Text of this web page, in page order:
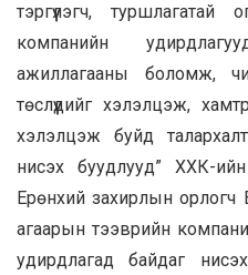
тэргүүлэгч,
компанийн
ажиллагааны боломж,
төслүүдийг хэлэлцэж,
хэлэлцэж буйд
нисэх буудлууд” ХХК-
Ерөнхий захирлын
агаарын тээврийн
удирдлагад байдаг